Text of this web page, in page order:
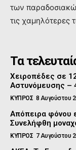
των
τις χαμηλότερες
Τα
Χειροπέδες σε
Αστυνόμευσης –
ΚΥΠΡΟΣ 8 Αυγούστου
Απόπειρα φόνου
Συνελήφθη
ΚΥΠΡΟΣ 7 Αυγούστου